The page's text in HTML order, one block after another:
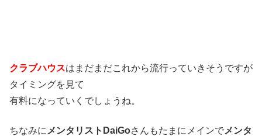
クラブハウスはまだまだこれから流行っていきそうですが
タイミングを見て
有料になっていくでしょうね。
ちなみに メンタリストDaiGoさんもたまにメインでメンタ